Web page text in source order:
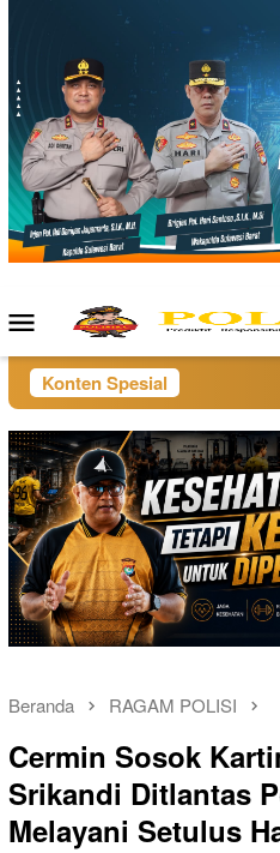
Menu
Mobile
Konten Spesial
Beranda RAGAM POLISI
Cermin Sosok
Srikandi Ditlantas
Melayani Setulus